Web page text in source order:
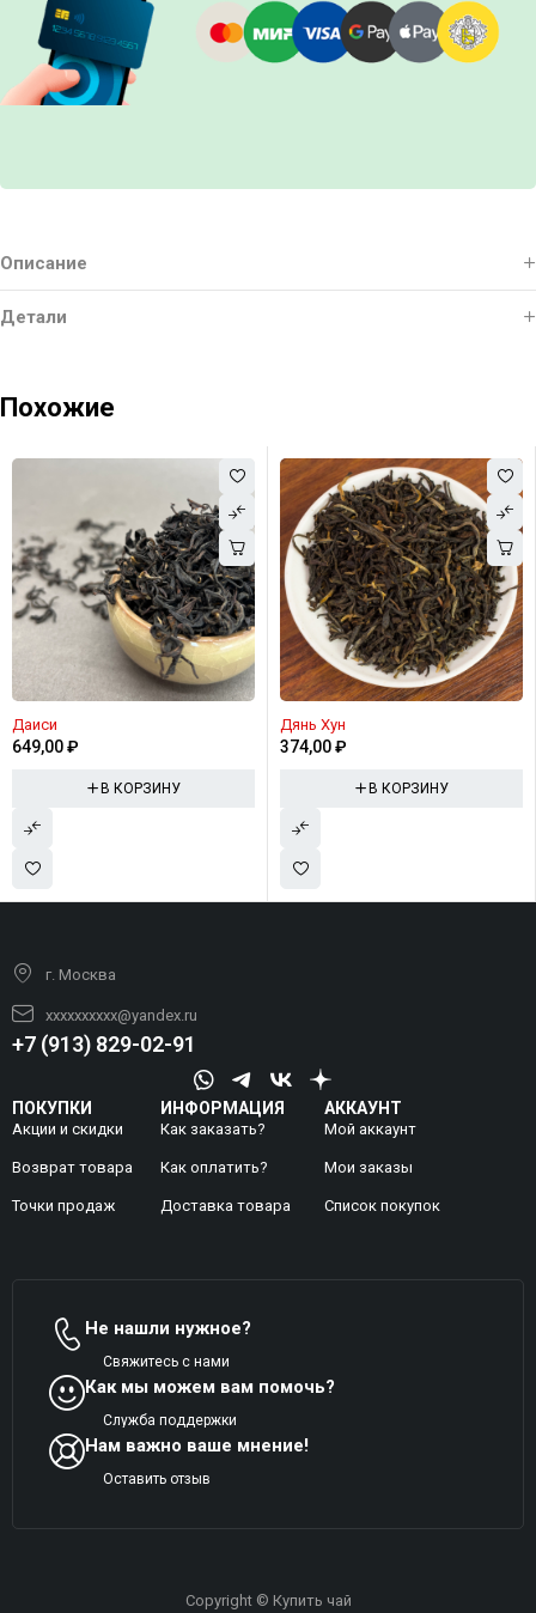
Описание
Детали
Похожие
Даиси
649,00₽
В КОРЗИНУ
Дянь Хун
374,00₽
В КОРЗИНУ
г. Москва
xxxxxxxxxx@yandex.ru
+7 (913) 829-02-91
ПОКУПКИ
Акции и скидки
Возврат товара
Точки продаж
ИНФОРМАЦИЯ
Как заказать?
Как оплатить?
Доставка товара
АККАУНТ
Мой аккаунт
Mои заказы
Список покупок
Не нашли нужное?
Свяжитесь с нами
Как мы можем вам помочь?
Служба поддержки
Нам важно ваше мнение!
Оставить отзыв
Copyright © Купить чай